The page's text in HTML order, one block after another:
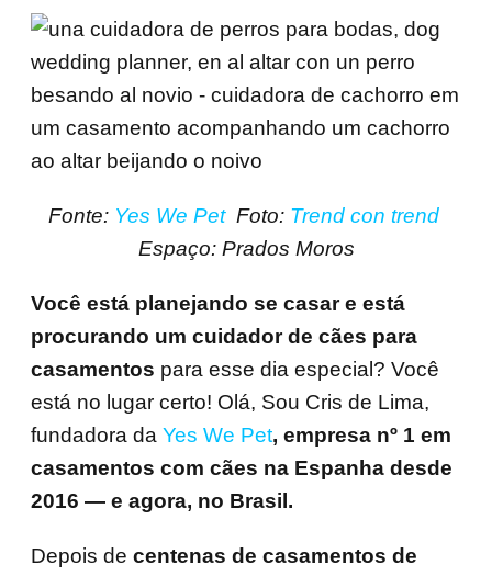
Fonte: Yes We PetFoto: Trend con trend
Espaço: Prados Moros
Você está planejando se casar e está
procurando um cuidador de cães para
casamentos para esse dia especial? Você
está no lugar certo! Olá, Sou Cris de Lima,
fundadora da Yes We Pet, empresa nº 1 em
casamentos com cães na Espanha desde
2016 — e agora, no Brasil.
Depois de centenas de casamentos de